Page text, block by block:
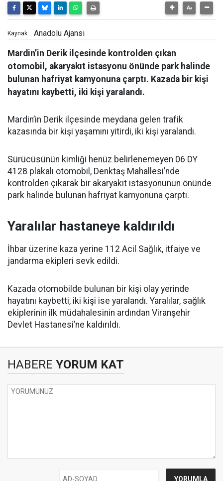
Kaynak: Anadolu Ajansı
Mardin’in Derik ilçesinde kontrolden çıkan
otomobil, akaryakıt istasyonu önünde park halinde
bulunan hafriyat kamyonuna çarptı. Kazada bir kişi
hayatını kaybetti, iki kişi yaralandı.
Mardin’in Derik ilçesinde meydana gelen trafik
kazasında bir kişi yaşamını yitirdi, iki kişi yaralandı.
Sürücüsünün kimliği henüz belirlenemeyen 06 DY
4128 plakalı otomobil, Denktaş Mahallesi’nde
kontrolden çıkarak bir akaryakıt istasyonunun önünde
park halinde bulunan hafriyat kamyonuna çarptı.
Yaralılar hastaneye kaldırıldı
İhbar üzerine kaza yerine 112 Acil Sağlık, itfaiye ve
jandarma ekipleri sevk edildi.
Kazada otomobilde bulunan bir kişi olay yerinde
hayatını kaybetti, iki kişi ise yaralandı. Yaralılar, sağlık
ekiplerinin ilk müdahalesinin ardından Viranşehir
Devlet Hastanesi’ne kaldırıldı.
HABERE YORUM KAT